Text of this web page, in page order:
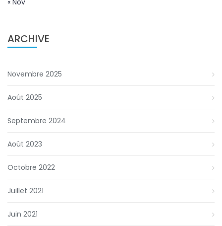
ARCHIVE
Novembre 2025
Août 2025
Septembre 2024
Août 2023
Octobre 2022
Juillet 2021
Juin 2021